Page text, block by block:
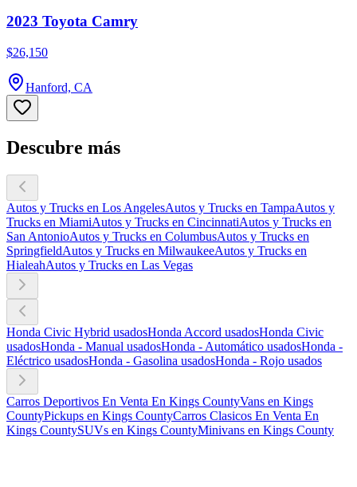
2023 Toyota Camry
$26,150
Hanford, CA
Descubre más
Autos y Trucks en Los AngelesAutos y Trucks en TampaAutos y
Trucks en MiamiAutos y Trucks en CincinnatiAutos y Trucks en
San AntonioAutos y Trucks en ColumbusAutos y Trucks en
SpringfieldAutos y Trucks en MilwaukeeAutos y Trucks en
HialeahAutos y Trucks en Las Vegas
Honda Civic Hybrid usadosHonda Accord usadosHonda Civic
usadosHonda - Manual usadosHonda - Automático usadosHonda -
Eléctrico usadosHonda - Gasolina usadosHonda - Rojo usados
Carros Deportivos En Venta En Kings CountyVans en Kings
CountyPickups en Kings CountyCarros Clasicos En Venta En
Kings CountySUVs en Kings CountyMinivans en Kings County